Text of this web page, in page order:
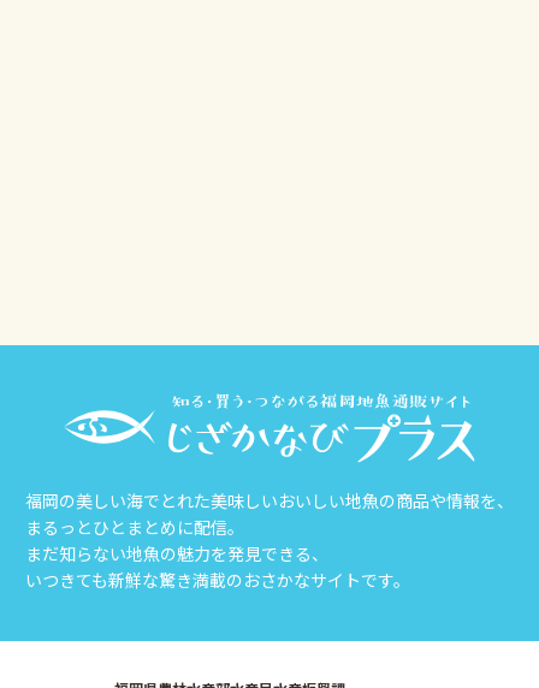
福岡の美しい海でとれた美味しいおいしい地魚の商品や情報を、
まるっとひとまとめに配信。
まだ知らない地魚の魅力を発見できる、
いつきても新鮮な驚き満載のおさかなサイトです。